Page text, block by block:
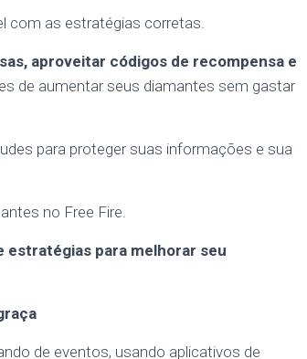
com as estratégias corretas.
aproveitar códigos de recompensa e
de aumentar seus diamantes sem gastar
para proteger suas informações e sua
no Free Fire.
estratégias para melhorar seu
de eventos, usando aplicativos de